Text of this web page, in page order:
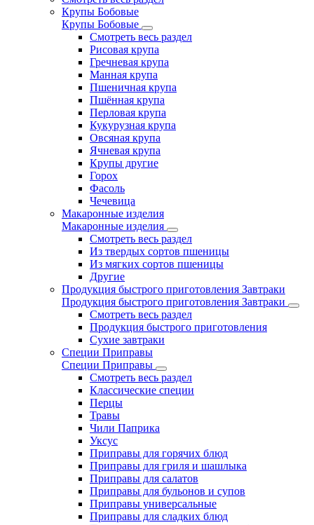
Крупы Бобовые
Крупы Бобовые
Смотреть весь раздел
Рисовая крупа
Гречневая крупа
Манная крупа
Пшеничная крупа
Пшённая крупа
Перловая крупа
Кукурузная крупа
Овсяная крупа
Ячневая крупа
Крупы другие
Горох
Фасоль
Чечевица
Макаронные изделия
Макаронные изделия
Смотреть весь раздел
Из твердых сортов пшеницы
Из мягких сортов пшеницы
Другие
Продукция быстрого приготовления Завтраки
Продукция быстрого приготовления Завтраки
Смотреть весь раздел
Продукция быстрого приготовления
Сухие завтраки
Специи Приправы
Специи Приправы
Смотреть весь раздел
Классические специи
Перцы
Травы
Чили Паприка
Уксус
Приправы для горячих блюд
Приправы для гриля и шашлыка
Приправы для салатов
Приправы для бульонов и супов
Приправы универсальные
Приправы для сладких блюд